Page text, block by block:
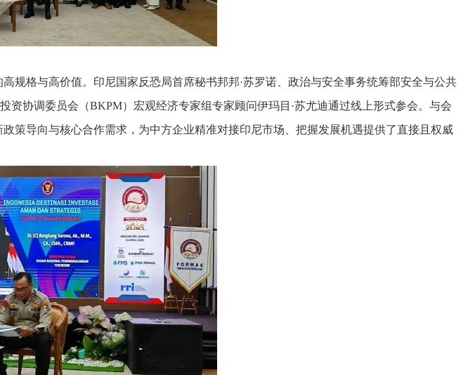
格与高价值。印尼国家反恐局首席秘书邦邦·苏罗诺、政治与安全事务统筹部安全与公共
资协调委员会（BKPM）宏观经济专家组专家顾问伊玛目·苏尤迪通过线上形式参会。与会
策导向与核心合作需求，为中方企业精准对接印尼市场、把握发展机遇提供了直接且权威